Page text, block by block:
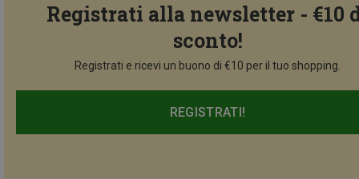
Registrati alla newsletter - €10
sconto!
Registrati e ricevi un buono di €10 per il tuo shopping.
REGISTRATI!